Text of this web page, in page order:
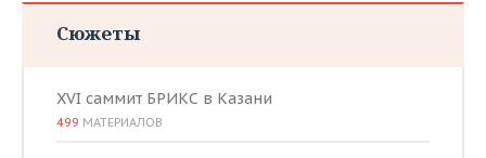
Сюжеты
XVI саммит БРИКС в Казани
499 МАТЕРИАЛОВ